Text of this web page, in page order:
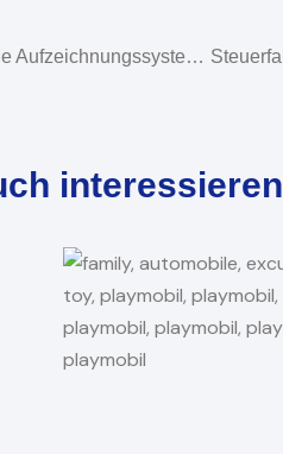
Meldeverfahren Für Elektronische Aufzeichnungssysteme
interessieren